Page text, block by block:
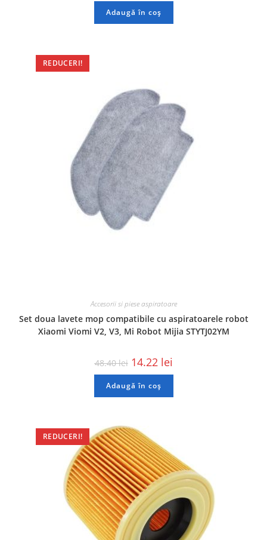
Adaugă în coș
REDUCERI!
Accesorii si piese aspiratoare
Set doua lavete mop compatibile cu aspiratoarele robot
Xiaomi Viomi V2, V3, Mi Robot Mijia STYTJ02YM
48.40lei 14.22 lei
Adaugă în coș
REDUCERI!